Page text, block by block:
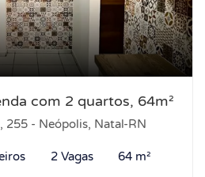
com 2 quartos, 64m²
255 - Neópolis, Natal-RN
2 Vagas 64 m²